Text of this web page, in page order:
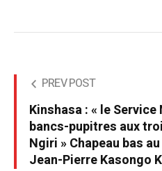
PREV POST
Kinshasa : « le
bancs-pupitres aux
Ngiri » Chapeau bas
Jean-Pierre Kasongo